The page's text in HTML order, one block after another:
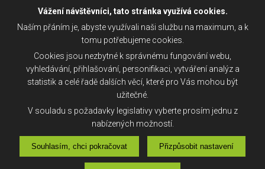
Vážení návštěvníci, tato stránka využívá cookies.
Naším přáním je, abyste využívali naši službu na maximum, a k
tomu potřebujeme cookies.
Cookies jsou nezbytné k správnému fungování webu,
vyhledávání, přihlašování, personifikaci, vytváření analýz a
statistik a celé řadě dalších věcí, které pro Vás mohou být
užitečné.
V souladu s požadavky legislativy vyberte prosím jednu z
nabízených možností.
Souhlasím, chci pokračovat Přizpůsobit nastavení